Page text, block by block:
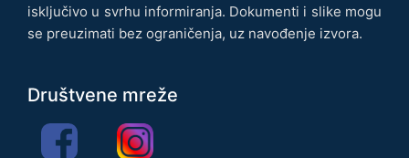
isključivo u svrhu informiranja. Dokumenti i slike mogu
se preuzimati bez ograničenja, uz navođenje izvora.
Društvene mreže